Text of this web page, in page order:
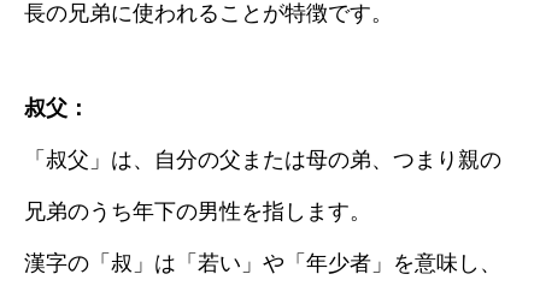
長の兄弟に使われることが特徴です。
叔父：
「叔父」は、自分の父または母の弟、つまり親の
兄弟のうち年下の男性を指します。
漢字の「叔」は「若い」や「年少者」を意味し、